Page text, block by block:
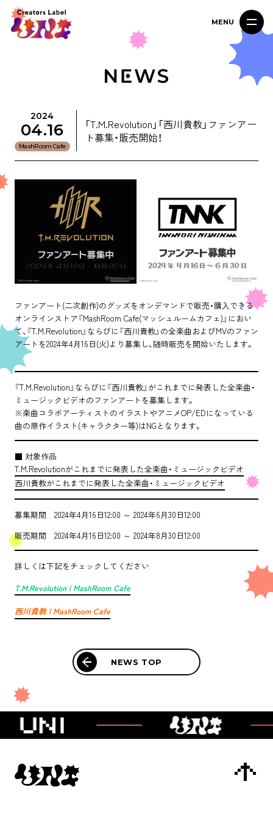
TOP
ABOUT
NEWS
AGENT
SUPPORT
CONTACT
MENU
2024
04.16
MashRoom Cafe
「T.M.Revolution」「西川貴教」ファンアー
ト募集・販売開始！
ファンアート(二次創作)のグッズをオンデマンドで販売・購入できる
オンラインストア『MashRoom Cafe(マッシュルームカフェ)』におい
て、『T.M.Revolution』ならびに『西川貴教』の全楽曲およびMVのファン
アートを2024年4月16日(火)より募集し、随時販売を開始いたします。
『T.M.Revolution』ならびに『西川貴教』がこれまでに発表した全楽曲・
ミュージックビデオのファンアートを募集します。
※楽曲コラボアーティストのイラストやアニメOP/EDになっている
曲の原作イラスト(キャラクター等)はNGとなります。
■ 対象作品
T.M.Revolutionがこれまでに発表した全楽曲・ミュージックビデオ
西川貴教がこれまでに発表した全楽曲・ミュージックビデオ
募集期間 2024年4月16日12:00 ～ 2024年6月30日12:00
販売期間 2024年4月16日12:00 ～ 2024年8月30日12:00
詳しくは下記をチェックしてください
T.M.Revolution | MashRoom Cafe
西川貴教 | MashRoom Cafe
NEWS TOP